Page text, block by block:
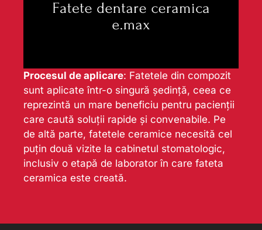
Procesul de aplicare: Fatetele din compozit
sunt aplicate într-o singură ședință, ceea ce
reprezintă un mare beneficiu pentru pacienții
care caută soluții rapide și convenabile. Pe
de altă parte, fatetele ceramice necesită cel
puțin două vizite la cabinetul stomatologic,
inclusiv o etapă de laborator în care fateta
ceramica este creată.